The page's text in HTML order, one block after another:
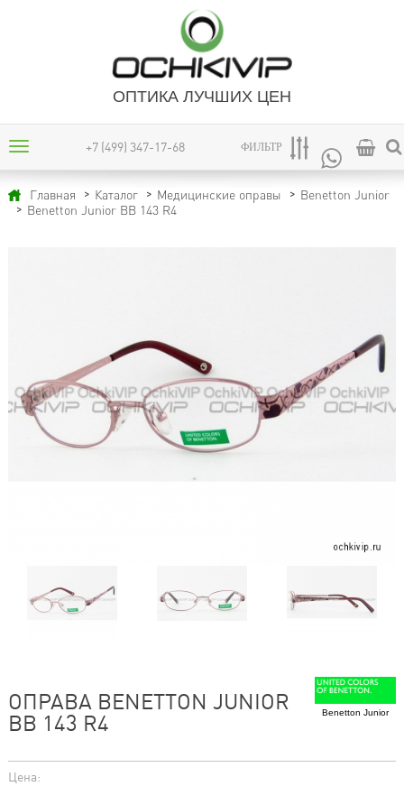
ОПТИКА ЛУЧШИХ ЦЕН
+7 (499) 347-17-68 ФИЛЬТР
Главная Каталог Медицинские оправы
Benetton Junior
Benetton Junior BB 143 R4
Benetton Junior
ОПРАВА BENETTON JUNIOR
BB 143 R4
Цена: